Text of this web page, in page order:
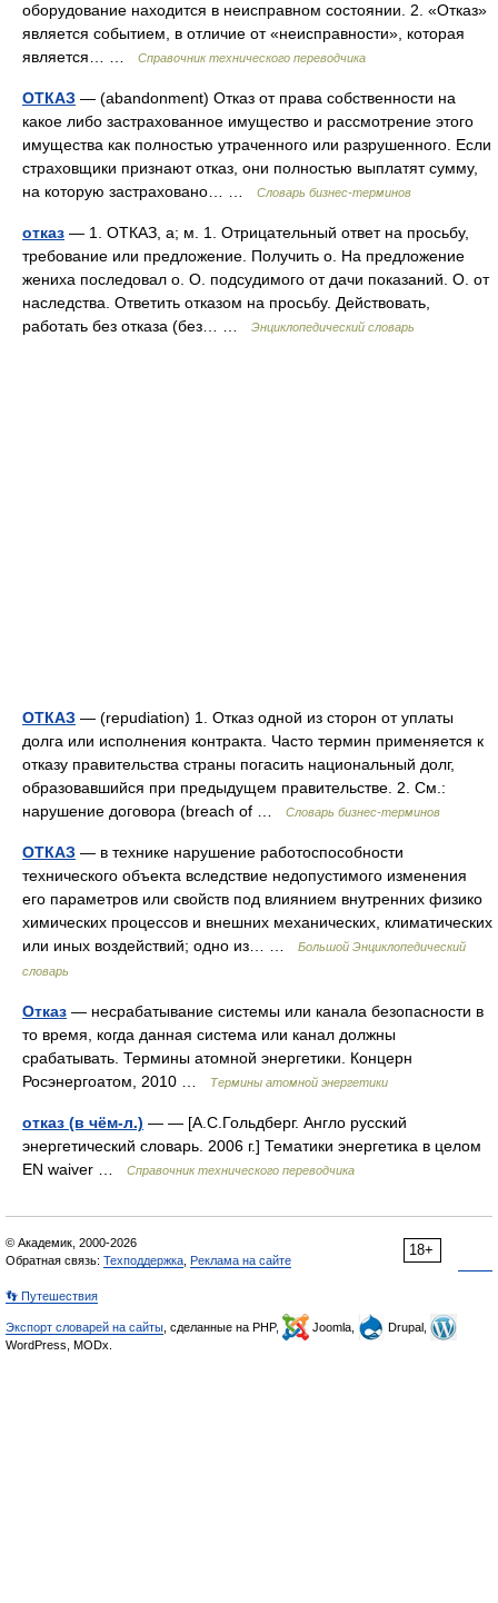
оборудование находится в неисправном состоянии. 2. «Отказ»
является событием, в отличие от «неисправности», которая
является… …
Справочник технического переводчика
ОТКАЗ — (abandonment) Отказ от права собственности на
какое либо застрахованное имущество и рассмотрение этого
имущества как полностью утраченного или разрушенного. Если
страховщики признают отказ, они полностью выплатят сумму,
на которую застраховано… …
Словарь бизнес-терминов
отказ — 1. ОТКАЗ, а; м. 1. Отрицательный ответ на просьбу,
требование или предложение. Получить о. На предложение
жениха последовал о. О. подсудимого от дачи показаний. О. от
наследства. Ответить отказом на просьбу. Действовать,
работать без отказа (без… …
Энциклопедический словарь
ОТКАЗ — (repudiation) 1. Отказ одной из сторон от уплаты
долга или исполнения контракта. Часто термин применяется к
отказу правительства страны погасить национальный долг,
образовавшийся при предыдущем правительстве. 2. См.:
нарушение договора (breach of …
Словарь бизнес-терминов
ОТКАЗ — в технике нарушение работоспособности
технического объекта вследствие недопустимого изменения
его параметров или свойств под влиянием внутренних физико
химических процессов и внешних механических, климатических
или иных воздействий; одно из… …
Большой Энциклопедический
словарь
Отказ — несрабатывание системы или канала безопасности в
то время, когда данная система или канал должны
срабатывать. Термины атомной энергетики. Концерн
Росэнергоатом, 2010 …
Термины атомной энергетики
отказ (в чём-л.) — — [А.С.Гольдберг. Англо русский
энергетический словарь. 2006 г.] Тематики энергетика в целом
EN waiver …
Справочник технического переводчика
18+
© Академик, 2000-2026
Обратная связь: Техподдержка Реклама на сайте
👣 Путешествия
Экспорт словарей на сайты , сделанные на PHP, Joomla,
Drupal,
WordPress, MODx.